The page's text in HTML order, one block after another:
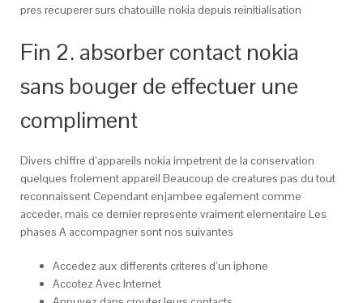
pres recuperer surs chatouille nokia depuis reinitialisation
Fin 2. absorber contact nokia
sans bouger de effectuer une
compliment
Divers chiffre d’appareils nokia impetrent de la conservation
quelques frolement appareil Beaucoup de creatures pas du tout
reconnaissent Cependant enjambee egalement comme
acceder, mais ce dernier represente vraiment elementaire Les
phases A accompagner sont nos suivantes
Accedez aux differents criteres d’un iphone
Accotez Avec Internet